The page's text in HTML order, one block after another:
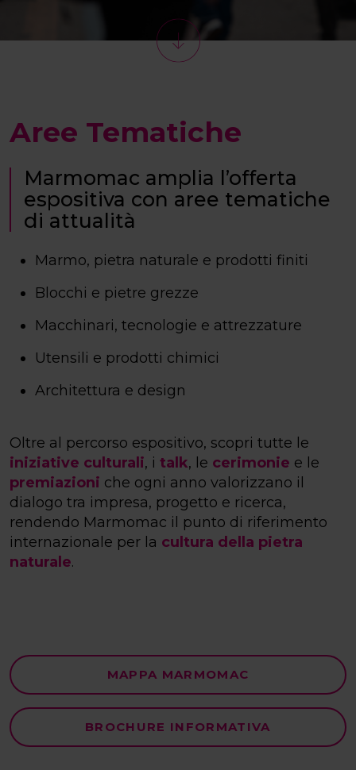
Aree Tematiche
Marmomac amplia l’offerta
espositiva con aree tematiche
di attualità
Marmo, pietra naturale e prodotti finiti
Blocchi e pietre grezze
Macchinari, tecnologie e attrezzature
Utensili e prodotti chimici
Architettura e design
Oltre al percorso espositivo, scopri tutte le
iniziative culturali, i talk, le cerimonie e le
premiazioni che ogni anno valorizzano il
dialogo tra impresa, progetto e ricerca,
rendendo Marmomac il punto di riferimento
internazionale per la cultura della pietra
naturale.
MAPPA MARMOMAC
BROCHURE INFORMATIVA